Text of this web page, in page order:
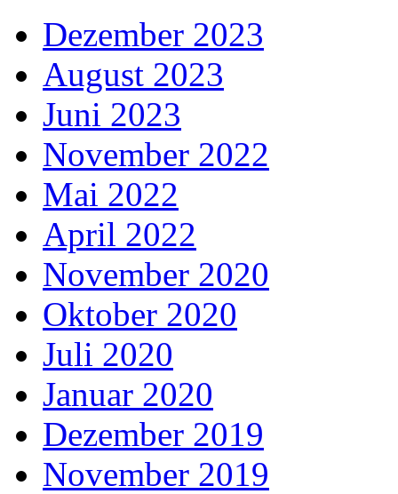
Dezember 2023
August 2023
Juni 2023
November 2022
Mai 2022
April 2022
November 2020
Oktober 2020
Juli 2020
Januar 2020
Dezember 2019
November 2019